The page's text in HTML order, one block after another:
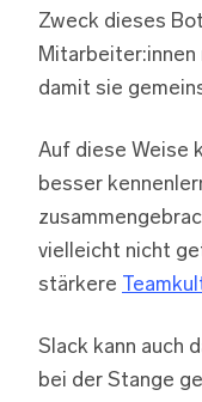
Zweck dieses
Mitarbeiter:innen
damit sie
Auf diese Weise
besser
vielleicht nicht
stärkere
Slack kann auch
bei der Stange